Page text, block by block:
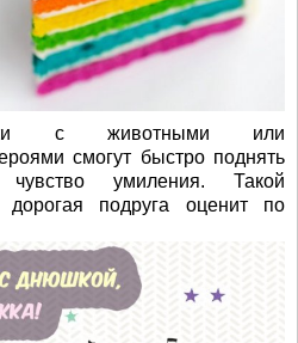
с животными или
смогут быстро поднять
чувство умиления. Такой
дорогая подруга оценит по